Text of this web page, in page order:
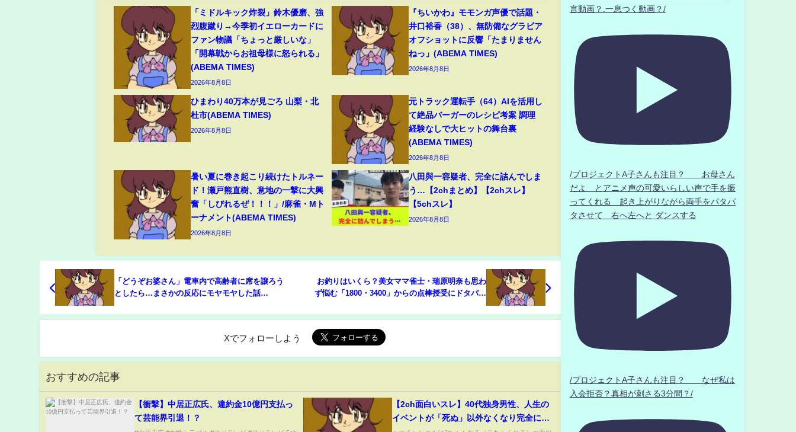
「ミドルキック炸裂」鈴木優磨、強
烈腹蹴り→今季初イエローカードに
ファン物議「ちょっと厳しいな」
「開幕戦からお祖母様に怒られる」
(ABEMA TIMES)
2026年8月8日
『ちいかわ』モモンガ声優で話題・
井口裕香（38）、無防備なグラビア
オフショットに反響「たまりません
ねっ」(ABEMA TIMES)
2026年8月8日
ひまわり40万本が見ごろ 山梨・北
杜市(ABEMA TIMES)
2026年8月8日
元トラック運転手（64）AIを活用し
て絶品バーガーのレシピ考案 調理
経験なしで大ヒットの舞台裏
(ABEMA TIMES)
2026年8月8日
暑い夏に巻き起こり続けたトルネー
ド！瀬戸熊直樹、意地の一撃に大興
奮「しびれるぜ！！！」/麻雀・Mト
ーナメント(ABEMA TIMES)
2026年8月8日
八田與一容疑者、完全に詰んでしま
う…【2chまとめ】【2chスレ】
【5chスレ】
2026年8月8日
「どうぞお婆さん」電車内で高齢者に席を譲ろう
としたら…まさかの反応にモヤモヤした話
お釣りはいくら？美女ママ雀士・瑞原明奈も思わ
ず悩む「1800・3400」からの点棒授受にドタバタ
ーナメント(ABEMA TIMES)
Xでフォローしよう
おすすめの記事
【衝撃】中居正広氏、違約金10億円支払っ
て芸能界引退！？
【2ch面白いスレ】40代独身男性、人生の
イベントが「死ぬ」以外なくなり完全に飽
言動画？.一息つく動画？/
/プロジェクトA子さんも注目？ お母さん
だよ とアニメ声の可愛いらしい声で手を振
ってくれる 起き上がりながら両手をパタパ
タさせて 右へ左へと ダンスする
/プロジェクトA子さんも注目？ なぜ私は
入会拒否？真相が刺さる3分間？/